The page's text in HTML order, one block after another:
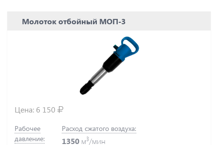
Молоток отбойный МОП-3
Цена: 6 150
Рабочее
давление:
Расход сжатого воздуха:
1350 м3/мин